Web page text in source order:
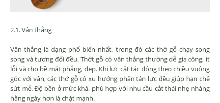
2.1. Vân thẳng
Vân thẳng là dạng phổ biến nhất, trong đó các thớ gỗ chạy song
song và tương đối đều. Thớt gỗ có vân thẳng thường dễ gia công, ít
lỗi và cho bề mặt phẳng, đẹp. Khi lực cắt tác động theo chiều vuông
góc với vân, các thớ gỗ có xu hướng phân tán lực đều giúp hạn chế
sứt mẻ. Độ bền ở mức khá, phù hợp với nhu cầu cắt thái nhẹ nhàng
hằng ngày hơn là chặt mạnh.